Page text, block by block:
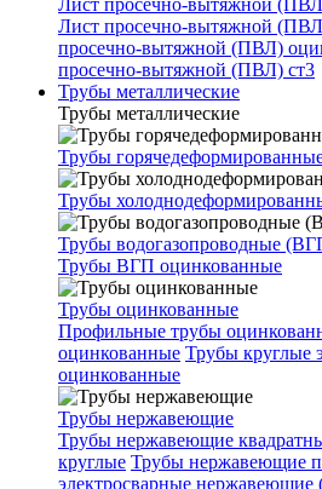
Лист просечно-вытяжной
Лист просечно-вытяжной
просечно-вытяжной (ПВЛ)
просечно-вытяжной (ПВЛ) ст3
Трубы металлические
Трубы металлические
Трубы
Трубы
Трубы водогазопроводные
Трубы ВГП оцинкованные
Трубы оцинкованные
Профильные трубы
оцинкованные Трубы круглые
оцинкованные
Трубы нержавеющие
Трубы нержавеющие
круглые Трубы нержавеющие
электросварные нержавеющие